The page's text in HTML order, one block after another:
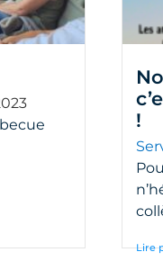
!
Lire